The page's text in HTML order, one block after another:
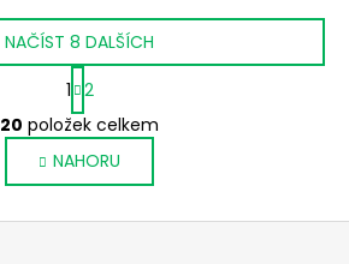
O
v
l
á
d
NAČÍST 8 DALŠÍCH
S
t
r
á
n
k
o
1 2
20 položek celkem
NAHORU